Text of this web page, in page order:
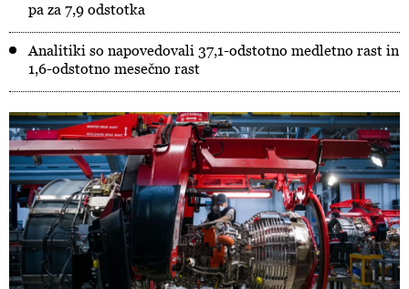
pa za 7,9 odstotka
Analitiki so napovedovali 37,1-odstotno medletno rast in
1,6-odstotno mesečno rast